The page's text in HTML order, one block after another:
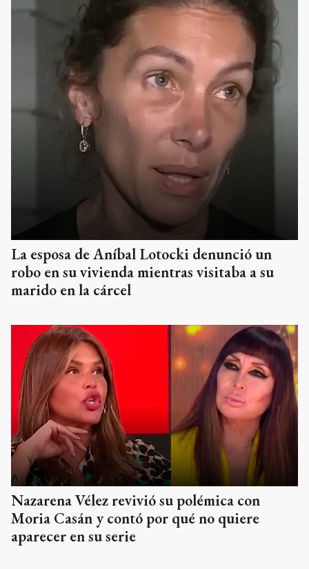
La esposa de Aníbal Lotocki denunció un
robo en su vivienda mientras visitaba a su
marido en la cárcel
Nazarena Vélez revivió su polémica con
Moria Casán y contó por qué no quiere
aparecer en su serie